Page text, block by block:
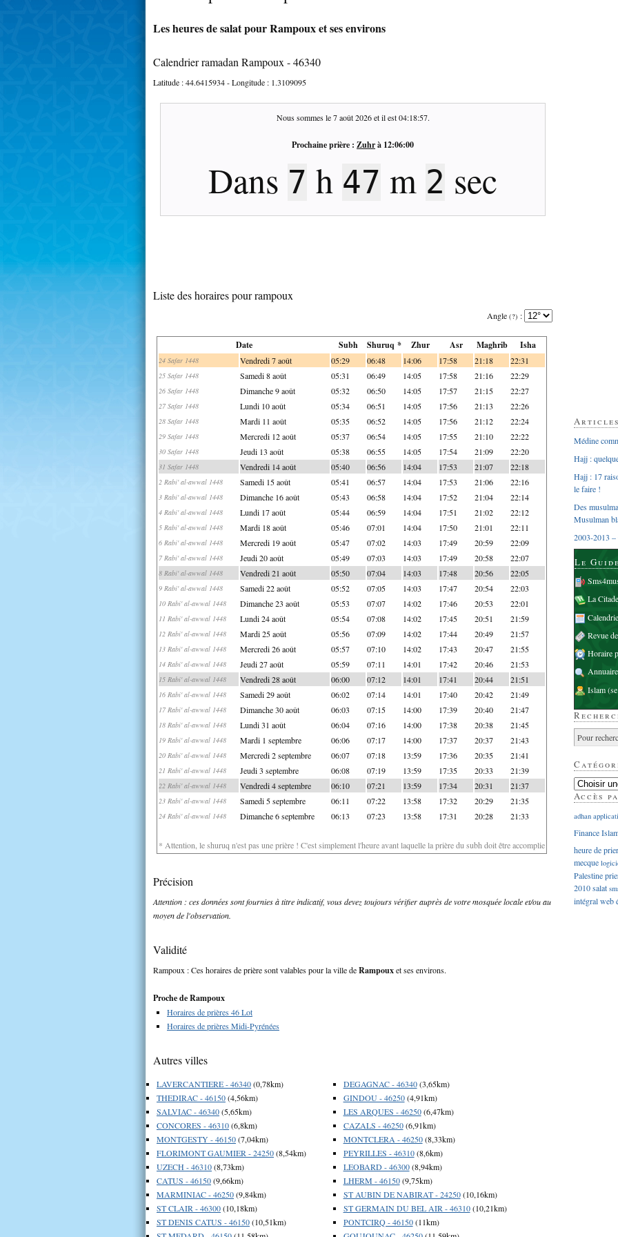
Les heures de salat pour Rampoux et ses environs
Calendrier ramadan Rampoux - 46340
Latitude :44.6415934- Longitude : 1.3109095
Nous sommes le7 août 2026et il est04:18:57.
Prochaine prière : Zuhrà 12:06:00
Dans 7 h 47 m 2 sec
Liste des horaires pour rampoux
Angle (?) :
Date Subh Shuruq * Zhur Asr Maghrib Isha
24 Safar 1448 Vendredi 7 août 05:29 06:48 14:06 17:58 21:18 22:31
25 Safar 1448 Samedi 8 août 05:31 06:49 14:05 17:58 21:16 22:29
26 Safar 1448 Dimanche 9 août 05:32 06:50 14:05 17:57 21:15 22:27
27 Safar 1448 Lundi 10 août 05:34 06:51 14:05 17:56 21:13 22:26
28 Safar 1448 Mardi 11 août 05:35 06:52 14:05 17:56 21:12 22:24
29 Safar 1448 Mercredi 12 août 05:37 06:54 14:05 17:55 21:10 22:22
30 Safar 1448 Jeudi 13 août 05:38 06:55 14:05 17:54 21:09 22:20
31 Safar 1448 Vendredi 14 août 05:40 06:56 14:04 17:53 21:07 22:18
2 Rabi' al-awwal 1448 Samedi 15 août 05:41 06:57 14:04 17:53 21:06 22:16
3 Rabi' al-awwal 1448 Dimanche 16 août 05:43 06:58 14:04 17:52 21:04 22:14
4 Rabi' al-awwal 1448 Lundi 17 août 05:44 06:59 14:04 17:51 21:02 22:12
5 Rabi' al-awwal 1448 Mardi 18 août 05:46 07:01 14:04 17:50 21:01 22:11
6 Rabi' al-awwal 1448 Mercredi 19 août 05:47 07:02 14:03 17:49 20:59 22:09
7 Rabi' al-awwal 1448 Jeudi 20 août 05:49 07:03 14:03 17:49 20:58 22:07
8 Rabi' al-awwal 1448 Vendredi 21 août 05:50 07:04 14:03 17:48 20:56 22:05
9 Rabi' al-awwal 1448 Samedi 22 août 05:52 07:05 14:03 17:47 20:54 22:03
10 Rabi' al-awwal 1448 Dimanche 23 août 05:53 07:07 14:02 17:46 20:53 22:01
11 Rabi' al-awwal 1448 Lundi 24 août 05:54 07:08 14:02 17:45 20:51 21:59
12 Rabi' al-awwal 1448 Mardi 25 août 05:56 07:09 14:02 17:44 20:49 21:57
13 Rabi' al-awwal 1448 Mercredi 26 août 05:57 07:10 14:02 17:43 20:47 21:55
14 Rabi' al-awwal 1448 Jeudi 27 août 05:59 07:11 14:01 17:42 20:46 21:53
15 Rabi' al-awwal 1448 Vendredi 28 août 06:00 07:12 14:01 17:41 20:44 21:51
16 Rabi' al-awwal 1448 Samedi 29 août 06:02 07:14 14:01 17:40 20:42 21:49
17 Rabi' al-awwal 1448 Dimanche 30 août 06:03 07:15 14:00 17:39 20:40 21:47
18 Rabi' al-awwal 1448 Lundi 31 août 06:04 07:16 14:00 17:38 20:38 21:45
19 Rabi' al-awwal 1448 Mardi 1 septembre 06:06 07:17 14:00 17:37 20:37 21:43
20 Rabi' al-awwal 1448 Mercredi 2 septembre 06:07 07:18 13:59 17:36 20:35 21:41
21 Rabi' al-awwal 1448 Jeudi 3 septembre 06:08 07:19 13:59 17:35 20:33 21:39
22 Rabi' al-awwal 1448 Vendredi 4 septembre 06:10 07:21 13:59 17:34 20:31 21:37
23 Rabi' al-awwal 1448 Samedi 5 septembre 06:11 07:22 13:58 17:32 20:29 21:35
24 Rabi' al-awwal 1448 Dimanche 6 septembre 06:13 07:23 13:58 17:31 20:28 21:33
* Attention, le shuruq n'est pas une prière ! C'est simplement l'heure avant laquelle la prière du subh doit être accomplie
Précision
Attention : ces données sont fournies à titre indicatif, vous devez toujours vérifier auprès de votre mosquée locale et/ou au
moyen de l'observation.
Validité
Rampoux : Ces horaires de prière sont valables pour la ville deRampouxet ses environs.
Proche de Rampoux
Horaires de prières 46 Lot
Horaires de prières Midi-Pyrénées
Autres villes
LAVERCANTIERE - 46340(0,78km)
THEDIRAC - 46150(4,56km)
SALVIAC - 46340(5,65km)
CONCORES - 46310(6,8km)
MONTGESTY - 46150(7,04km)
FLORIMONT GAUMIER - 24250(8,54km)
UZECH - 46310(8,73km)
CATUS - 46150(9,66km)
MARMINIAC - 46250(9,84km)
ST CLAIR - 46300(10,18km)
ST DENIS CATUS - 46150(10,51km)
DEGAGNAC - 46340(3,65km)
GINDOU - 46250(4,91km)
LES ARQUES - 46250(6,47km)
CAZALS - 46250(6,91km)
MONTCLERA - 46250(8,33km)
PEYRILLES - 46310(8,6km)
LEOBARD - 46300(8,94km)
LHERM - 46150(9,75km)
ST AUBIN DE NABIRAT - 24250(10,16km)
ST GERMAIN DU BEL AIR - 46310(10,21km)
PONTCIRQ - 46150(11km)
Médine
Hajj :
Hajj : 17
le faire !
Des
Musulman
2003-2013 –
Le
La
Revue
Horaire
Islam
Accès
adhan
Finance
heure de
mecque
Palestine
2010salat
intégralweb